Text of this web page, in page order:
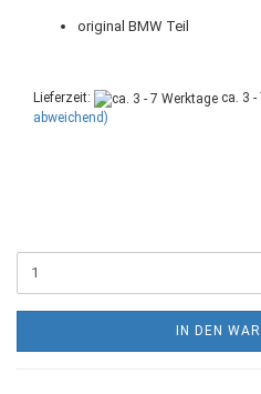
original BMW Teil
Lieferzeit: ca. 3 -
abweichend)
IN DEN